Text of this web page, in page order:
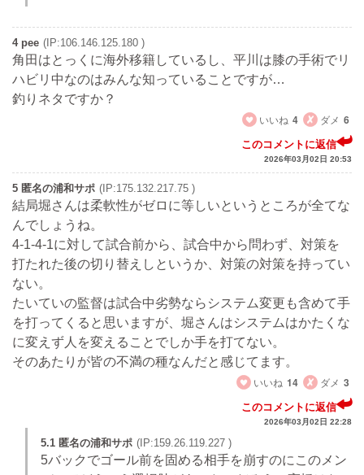
4 pee (IP:106.146.125.180 )
角田はとっくに海外移籍しているし、平川は膝の手術でリ
ハビリ中なのはみんな知っていることですが…
釣りネタですか？
いいね 4 ダメ 6
このコメントに返信
2026年03月02日 20:53
5 匿名の浦和サポ (IP:175.132.217.75 )
結局堀さんは柔軟性がゼロに等しいというところが全てな
んでしょうね。
4-1-4-1に対して試合前から、試合中から問わず、対策を
打たれた後の切り替えしというか、対策の対策を持ってい
ない。
たいていの監督は試合中劣勢ならシステム変更も含めて手
を打ってくると思いますが、堀さんはシステムはかたくな
に変えず人を変えることでしか手を打てない。
そのあたりが皆の不満の種なんだと感じてます。
いいね 14 ダメ 3
このコメントに返信
2026年03月02日 22:28
5.1 匿名の浦和サポ (IP:159.26.119.227 )
5バックでゴール前を固める相手を崩すのにこのメン